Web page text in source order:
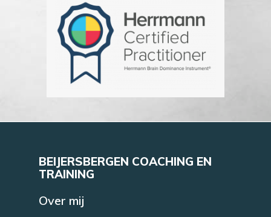
BEIJERSBERGEN COACHING EN
TRAINING
Over mij